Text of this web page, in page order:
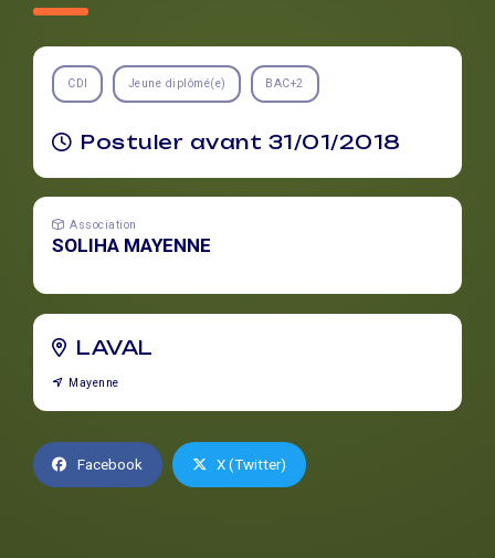
CDI Jeune diplômé(e) BAC+2
Postuler avant 31/01/2018
Association
SOLIHA MAYENNE
LAVAL
Mayenne
Facebook X (Twitter)